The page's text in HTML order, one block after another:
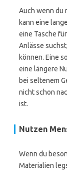
Auch wenn du
kann eine
eine Tasche
Anlässe
können. Eine
eine längere
bei seltenem
nicht schon
ist.
Nutzen
Wenn du
Materialien